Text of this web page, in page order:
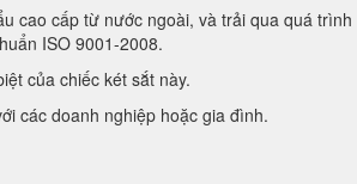
cao cấp từ nước ngoài, và trải qua quá trình
ISO 9001-2008.
của chiếc két sắt này.
các doanh nghiệp hoặc gia đình.